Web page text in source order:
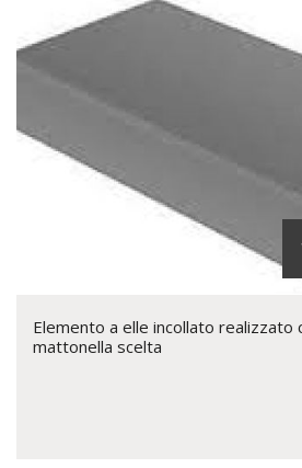
Elemento a elle incollato realizzato
mattonella scelta